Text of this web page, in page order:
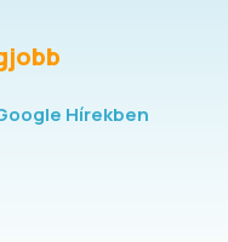
Hírekben